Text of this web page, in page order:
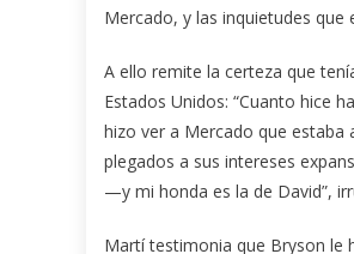
Mercado, y las inquietudes
A ello remite la certeza que
Estados Unidos: “Cuanto hice
hizo ver a Mercado que estaba
plegados a sus intereses
—y mi honda es la de David”,
Martí testimonia que Bryson le